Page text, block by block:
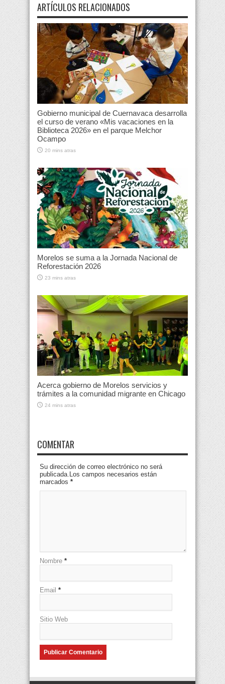
ARTÍCULOS RELACIONADOS
Gobierno municipal de Cuernavaca desarrolla
el curso de verano «Mis vacaciones en la
Biblioteca 2026» en el parque Melchor
Ocampo
20 mins atras
Morelos se suma a la Jornada Nacional de
Reforestación 2026
23 mins atras
Acerca gobierno de Morelos servicios y
trámites a la comunidad migrante en Chicago
24 mins atras
COMENTAR
Su dirección de correo electrónico no será
publicada.Los campos necesarios están
marcados *
Nombre *
Email *
Sitio Web